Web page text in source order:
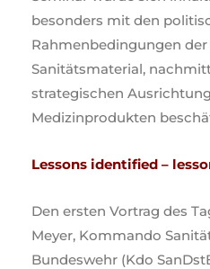
besonders mit den
Rahmenbedingungen
Sanitätsmaterial,
strategischen
Medizinprodukten
Lessons identified –
Den ersten Vortrag des
Meyer, Kommando
Bundeswehr (Kdo